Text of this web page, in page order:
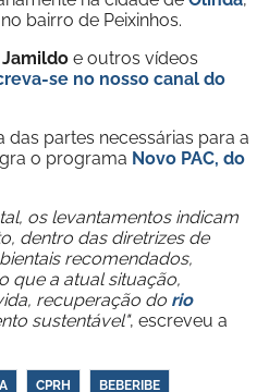
bairro de Peixinhos.
e outros vídeos
se no nosso canal do
partes necessárias para a
o programa Novo PAC, do
os levantamentos indicam
dentro das diretrizes de
recomendados,
que a atual situação,
recuperação do rio
sustentável", escreveu a
CPRH BEBERIBE